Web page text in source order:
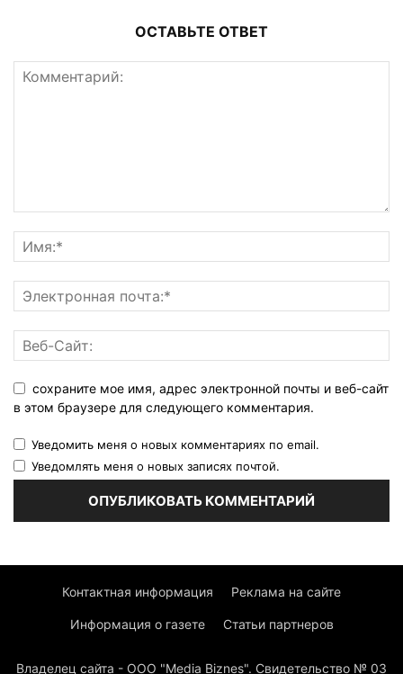
ОСТАВЬТЕ ОТВЕТ
сохраните мое имя, адрес электронной почты и веб-сайт
в этом браузере для следующего комментария.
Уведомить меня о новых комментариях по email.
Уведомлять меня о новых записях почтой.
Контактная информация Реклама на сайте
Информация о газете Статьи партнеров
Владелец сайта - ООО "Media Biznes". Свидетельство № 03